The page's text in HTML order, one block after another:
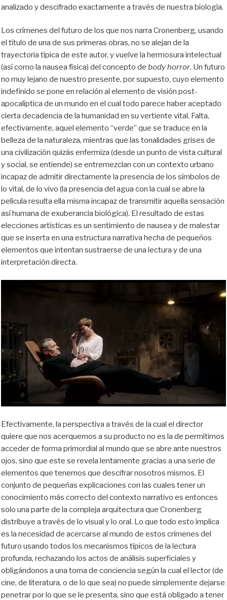
analizado y descifrado exactamente a través de nuestra biología.
Los crímenes del futuro de los que nos narra Cronenberg, usando
el título de una de sus primeras obras, no se alejan de la
trayectoria típica de este autor, y vuelve la hermosura intelectual
(así como la nausea física) del concepto de body horror. Un futuro
no muy lejano de nuestro presente, por supuesto, cuyo elemento
indefinido se pone en relación al elemento de visión post-
apocalíptica de un mundo en el cual todo parece haber aceptado
cierta decadencia de la humanidad en su vertiente vital. Falta,
efectivamente, aquel elemento “verde” que se traduce en la
belleza de la naturaleza, mientras que las tonalidades grises de
una civilización quizás enfermiza (desde un punto de vista cultural
y social, se entiende) se entremezclan con un contexto urbano
incapaz de admitir directamente la presencia de los símbolos de
lo vital, de lo vivo (la presencia del agua con la cual se abre la
película resulta ella misma incapaz de transmitir aquella sensación
así humana de exuberancia biológica). El resultado de estas
elecciones artísticas es un sentimiento de nausea y de malestar
que se inserta en una estructura narrativa hecha de pequeños
elementos que intentan sustraerse de una lectura y de una
interpretación directa.
Efectivamente, la perspectiva a través de la cual el director
quiere que nos acerquemos a su producto no es la de permitirnos
acceder de forma primordial al mundo que se abre ante nuestros
ojos, sino que este se revela lentamente gracias a una serie de
elementos que tenemos que descifrar nosotros mismos. El
conjunto de pequeñas explicaciones con las cuales tener un
conocimiento más correcto del contexto narrativo es entonces
solo una parte de la compleja arquitectura que Cronenberg
distribuye a través de lo visual y lo oral. Lo que todo esto implica
es la necesidad de acercarse al mundo de estos crímenes del
futuro usando todos los mecanismos típicos de la lectura
profunda, rechazando los actos de análisis superficiales y
obligándonos a una toma de conciencia según la cual el lector (de
cine, de literatura, o de lo que sea) no puede simplemente dejarse
penetrar por lo que se le presenta, sino que está obligado a tener